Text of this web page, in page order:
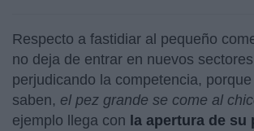
Respecto a fastidiar al pequeño
no deja de entrar en nuevos
perjudicando la competencia,
saben, el pez grande se come al
ejemplo llega con la apertura de su